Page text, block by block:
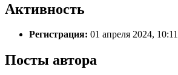
Активность
Регистрация: 01 апреля 2024, 10:11
Посты автора